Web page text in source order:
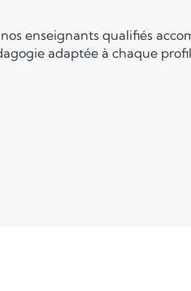
enseignants qualifiés
adaptée à chaque